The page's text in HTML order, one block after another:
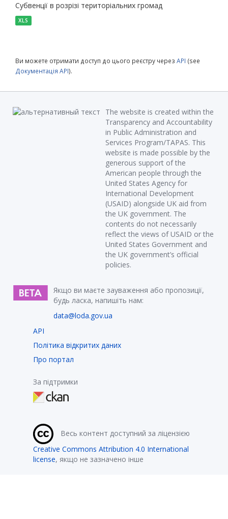
Субвенції в розрізі територіальних громад
XLS
Ви можете отримати доступ до цього реєстру через API (see
Документація API).
The website is created within the
Transparency and Accountability
in Public Administration and
Services Program/TAPAS. This
website is made possible by the
generous support of the
American people through the
United States Agency for
International Development
(USAID) alongside UK aid from
the UK government. The
contents do not necessarily
reflect the views of USAID or the
United States Government and
the UK government’s official
policies.
Якщо ви маєте зауваження або пропозиції,
будь ласка, напишіть нам:
data@loda.gov.ua
API
Політика відкритих даних
Про портал
За підтримки
Весь контент доступний за ліцензією
Creative Commons Attribution 4.0 International
license, якщо не зазначено інше